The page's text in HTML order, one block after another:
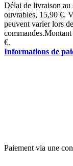
Délai de livraison au
ouvrables, 15,90 €.
peuvent varier lors
commandes.Montant
€.
Informations de
Paiement via une